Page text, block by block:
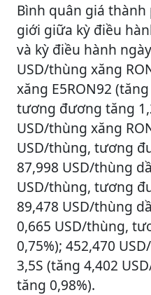
Bình quân giá
giới giữa kỳ điều
và kỳ điều hành
USD/thùng xăng
xăng E5RON92
tương đương tăng
USD/thùng xăng
USD/thùng, tương
87,998 USD/thùng
USD/thùng, tương
89,478 USD/thùng
0,665 USD/thùng,
0,75%); 452,470
3,5S (tăng 4,402
tăng 0,98%).